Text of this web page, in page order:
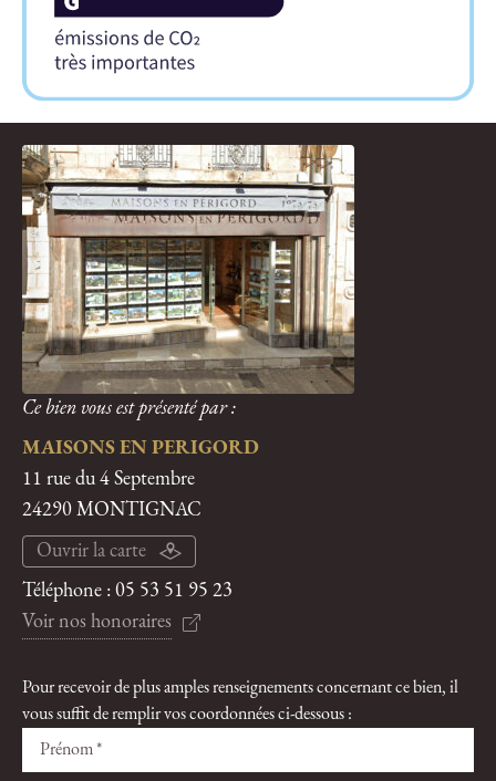
Ce bien vous est présenté par :
MAISONS EN PERIGORD
11 rue du 4 Septembre
24290 MONTIGNAC
Ouvrir la carte
Téléphone : 05 53 51 95 23
Voir nos honoraires
Pour recevoir de plus amples renseignements concernant ce bien, il
vous suffit de remplir vos coordonnées ci-dessous :